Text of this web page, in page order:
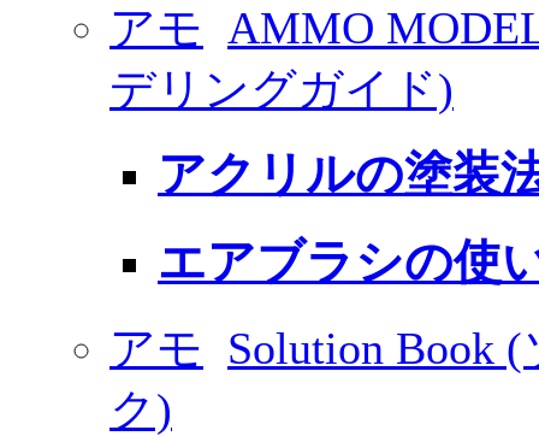
アモ AMMO
デリングガイド)
アクリルの塗装
エアブラシの使
アモ Solution Book
ク)